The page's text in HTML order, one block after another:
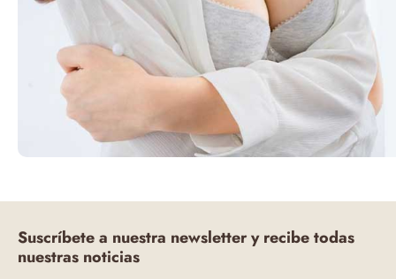
Suscríbete a nuestra newsletter y recibe todas
nuestras noticias